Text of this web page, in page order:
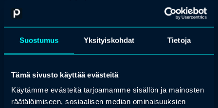
Suostumus Yksityiskohdat Tietoja
Tämä sivusto käyttää evästeitä
Käytämme evästeitä tarjoamamme sisällön ja mainosten
räätälöimiseen, sosiaalisen median ominaisuuksien
ERP-integraatioprojekteissa ja ERP-health check tarkastuksissa.
yrityksessä välillisen verotuksen, veroteknologian ja
monikansallisia että kotimaisia asiakkaita välillisten verojen
implementoinnissa